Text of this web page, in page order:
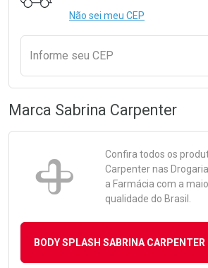
Não sei meu CEP
Informe seu CEP
Marca Sabrina Carpenter
Confira todos os
Carpenternas
a Farmácia com a
qualidade do Brasil.
BODY SPLASH SABRINA CARPENTER